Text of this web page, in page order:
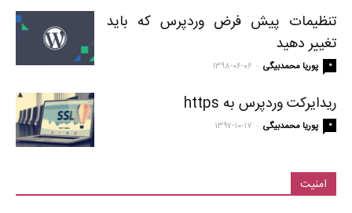
تنظیمات پیش فرض وردپرس که باید
تغییر دهید
پوریا محمدبیگی - ۱۳۹۸-۰۶-۰۶ ۰
ریدایرکت وردپرس به https
پوریا محمدبیگی - ۱۳۹۷-۱۰-۱۷ ۰
امنیت